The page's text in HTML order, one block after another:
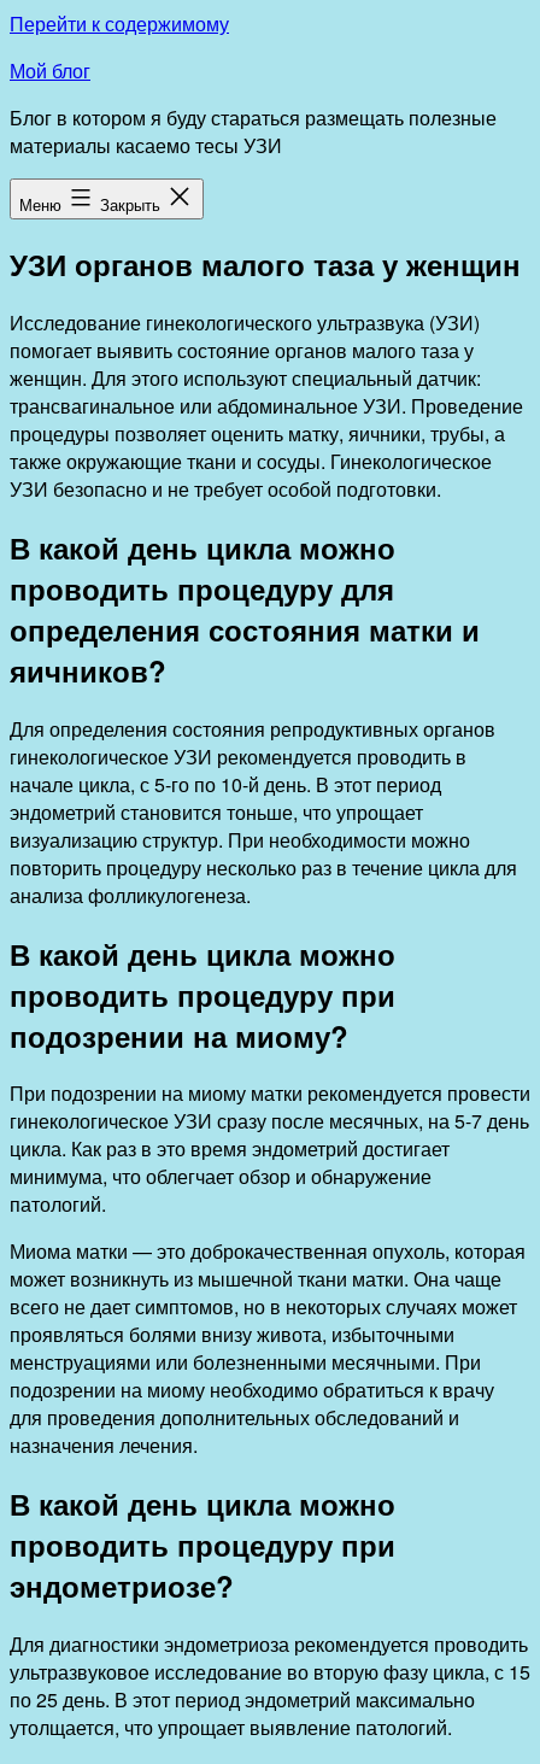
Перейти к содержимому
Мой блог
Блог в котором я буду стараться размещать полезные
материалы касаемо тесы УЗИ
Меню Закрыть
УЗИ органов малого таза у женщин
Исследование гинекологического ультразвука (УЗИ)
помогает выявить состояние органов малого таза у
женщин. Для этого используют специальный датчик:
трансвагинальное или абдоминальное УЗИ. Проведение
процедуры позволяет оценить матку, яичники, трубы, а
также окружающие ткани и сосуды. Гинекологическое
УЗИ безопасно и не требует особой подготовки.
В какой день цикла можно
проводить процедуру для
определения состояния матки и
яичников?
Для определения состояния репродуктивных органов
гинекологическое УЗИ рекомендуется проводить в
начале цикла, с 5-го по 10-й день. В этот период
эндометрий становится тоньше, что упрощает
визуализацию структур. При необходимости можно
повторить процедуру несколько раз в течение цикла для
анализа фолликулогенеза.
В какой день цикла можно
проводить процедуру при
подозрении на миому?
При подозрении на миому матки рекомендуется провести
гинекологическое УЗИ сразу после месячных, на 5-7 день
цикла. Как раз в это время эндометрий достигает
минимума, что облегчает обзор и обнаружение
патологий.
Миома матки — это доброкачественная опухоль, которая
может возникнуть из мышечной ткани матки. Она чаще
всего не дает симптомов, но в некоторых случаях может
проявляться болями внизу живота, избыточными
менструациями или болезненными месячными. При
подозрении на миому необходимо обратиться к врачу
для проведения дополнительных обследований и
назначения лечения.
В какой день цикла можно
проводить процедуру при
эндометриозе?
Для диагностики эндометриоза рекомендуется проводить
ультразвуковое исследование во вторую фазу цикла, с 15
по 25 день. В этот период эндометрий максимально
утолщается, что упрощает выявление патологий.